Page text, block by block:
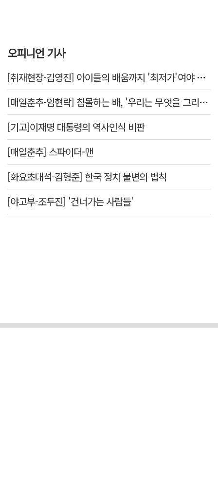
오피니언 기사
[취재현장-김영진] 아이들의 배움까지 '최저가'여야 하나
[매일춘추-임현락] 침몰하는 배, '우리는 무엇을 그리는가'
[기고]이재명 대통령의 역사인식 비판
[매일춘추] 스파이더-맨
[화요초대석-김형준] 한국 정치 불변의 법칙
[야고부-조두진] '건너가는 사람들'